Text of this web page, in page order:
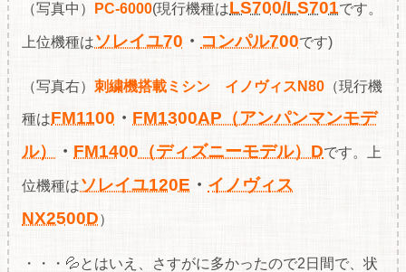
（写真中） PC-6000(現行機種はLS700/LS701です。
上位機種はソレイユ70 ・ コンパル700です)
（写真右） 刺繍機搭載ミシン イノヴィスN80 （現行機
種はFM1100 ・ FM1300AP（アンパンマンモデ
ル）
・ FM1400（ディズニーモデル）Dです。上
位機種はソレイユ120E ・ イノヴィス
NX2500D）
・・・💦とはいえ、さすがに多かったので2日間で、状